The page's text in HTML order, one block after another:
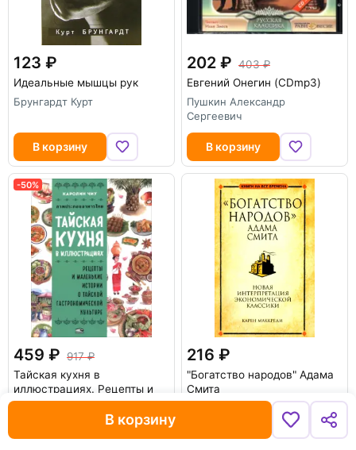
В корзину
123
Идеальные мышцы рук
Брунгардт Курт
В корзину
202
403
Евгений Онегин (CDmp3)
Пушкин Александр
Сергеевич
В корзину
-50%
459
917
Тайская кухня в
иллюстрациях. Рецепты и
маленькие истории о
тайской гастрономической
216
"Богатство народов" Адама
Смита
Маккреди Карен